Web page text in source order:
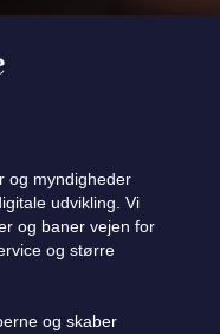
og myndigheder
udvikling. Vi
og baner vejen for
og større
og skaber